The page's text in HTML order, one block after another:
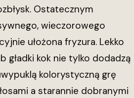
Ostatecznym
wieczorowego
ułożona fryzura. Lekko
gładki kok nie tylko dodadzą
kolorystyczną grę
a starannie dobranymi